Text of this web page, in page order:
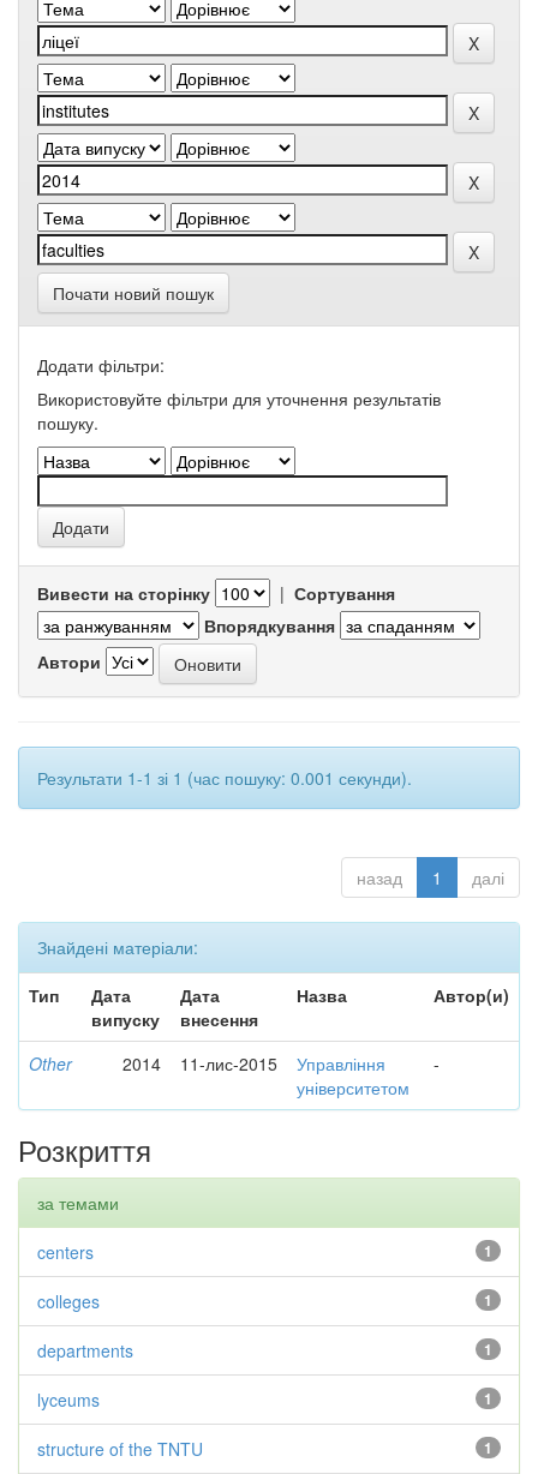
Почати новий пошук
Додати фільтри:
Використовуйте фільтри для уточнення результатів
пошуку.
Вивести на сторінку | Сортування
Впорядкування
Автори
Результати 1-1 зі 1 (час пошуку: 0.001 секунди).
назад 1 далі
Знайдені матеріали:
Тип
Дата
випуску
Дата
внесення
Назва Автор(и)
Other 2014 11-лис-2015
Управління
університетом
-
Розкриття
за темами
1
centers
1
colleges
1
departments
1
lyceums
1
structure of the TNTU